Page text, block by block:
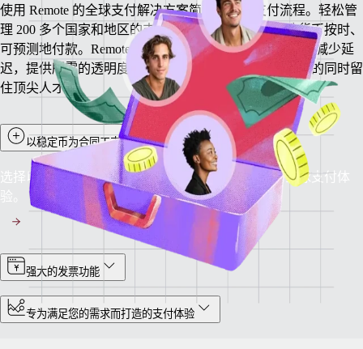
使用 Remote 的全球支付解决方案简化合同工支付流程。轻松管
理 200 多个国家和地区的支付，确保以合同工的首选货币按时、
可预测地付款。Remote 通过定期发票和实时支付可见性减少延
迟，提供所需的透明度和安心感，助您在高效扩展业务的同时留
住顶尖人才。
以稳定币为合同工支付薪酬
选择以稳定币支付，享受无缝、安全且近乎即时的全球支付体
验。
强大的发票功能
专为满足您的需求而打造的支付体验